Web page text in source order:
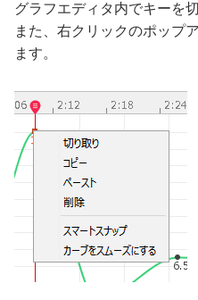
グラフエディタ内でキーを
また、右クリックのポップ
ます。